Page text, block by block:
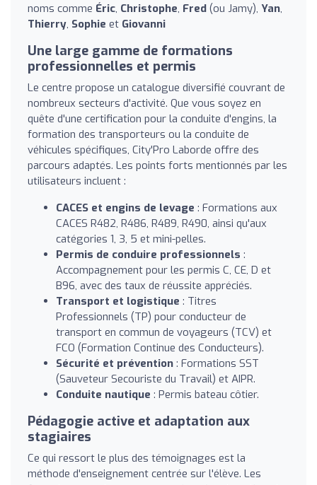
noms comme Éric, Christophe, Fred (ou Jamy), Yan,
Thierry, Sophie et Giovanni
Une large gamme de formations
professionnelles et permis
Le centre propose un catalogue diversifié couvrant de
nombreux secteurs d'activité. Que vous soyez en
quête d'une certification pour la conduite d'engins, la
formation des transporteurs ou la conduite de
véhicules spécifiques, City'Pro Laborde offre des
parcours adaptés. Les points forts mentionnés par les
utilisateurs incluent :
CACES et engins de levage : Formations aux
CACES R482, R486, R489, R490, ainsi qu'aux
catégories 1, 3, 5 et mini-pelles.
Permis de conduire professionnels :
Accompagnement pour les permis C, CE, D et
B96, avec des taux de réussite appréciés.
Transport et logistique : Titres
Professionnels (TP) pour conducteur de
transport en commun de voyageurs (TCV) et
FCO (Formation Continue des Conducteurs).
Sécurité et prévention : Formations SST
(Sauveteur Secouriste du Travail) et AIPR.
Conduite nautique : Permis bateau côtier.
Pédagogie active et adaptation aux
stagiaires
Ce qui ressort le plus des témoignages est la
méthode d'enseignement centrée sur l'élève. Les